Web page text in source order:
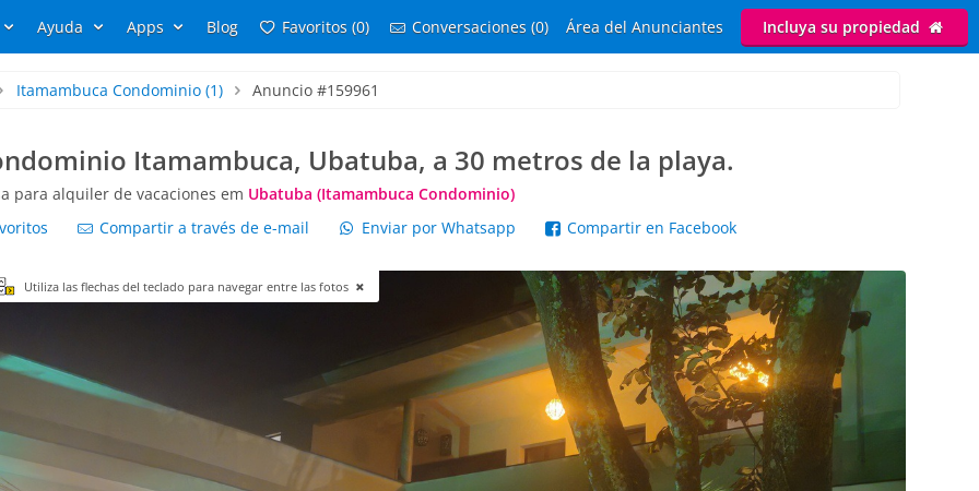
Ayuda Apps Blog Favoritos (0) Conversaciones (0) Área del Anunciantes Incluya su propiedad
Itamambuca Condominio(1) Anuncio #159961
Itamambuca, Ubatuba, a 30 metros de la playa.
para alquiler de vacaciones em Ubatuba (Itamambuca Condominio)
Compartir a través de e-mail Enviar por Whatsapp Compartir en Facebook
Utiliza las flechas del teclado para navegar entre las fotos